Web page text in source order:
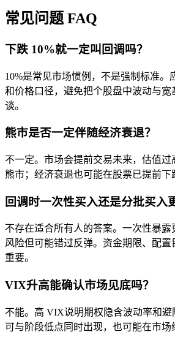
常见问题 FAQ
下跌 10%就一定叫回调吗？
10%是常见市场惯例，不是强制标准。
和价格口径，避免把个股盘中波动与
谈。
熊市是否一定伴随经济衰退？
不一定。市场会提前交易未来，估值
熊市；经济衰退也可能在股票已提前下
回调时一次性买入还是分批买入
不存在适合所有人的答案。一次性暴
风险但可能错过反弹。资金期限、配置
重要。
VIX升高能确认市场见底吗？
不能。高 VIX说明期权隐含波动率和避
可与阶段低点同时出现，也可能在市场